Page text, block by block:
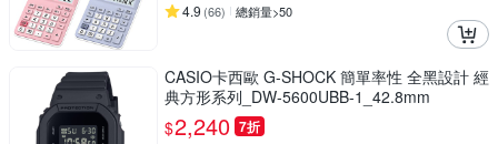
4.9 (66) 總銷量>50
CASIO卡西歐 G-SHOCK 簡單率性 全黑設計 經
典方形系列_DW-5600UBB-1_42.8mm
$2,240 7折